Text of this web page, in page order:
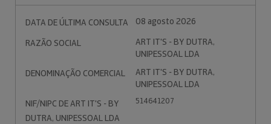
DATA DE ÚLTIMA CONSULTA
08 agosto 2026
RAZÃO SOCIAL
ART IT'S - BY DUTRA,
UNIPESSOAL LDA
DENOMINAÇÃO COMERCIAL
ART IT'S - BY DUTRA,
UNIPESSOAL LDA
NIF/NIPC DE ART IT'S - BY
DUTRA, UNIPESSOAL LDA
514641207